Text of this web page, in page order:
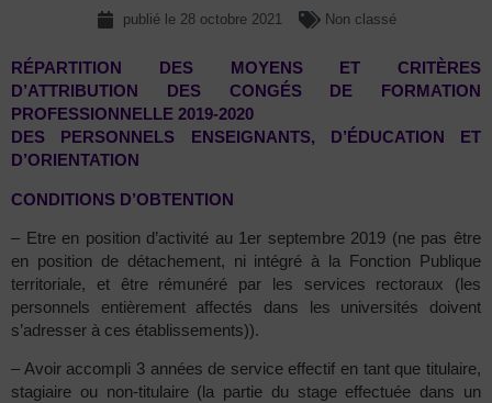
publié le 28 octobre 2021 Non classé
RÉPARTITION DES MOYENS ET CRITÈRES
D’ATTRIBUTION DES CONGÉS DE FORMATION
PROFESSIONNELLE 2019-2020
DES PERSONNELS ENSEIGNANTS, D’ÉDUCATION ET
D’ORIENTATION
CONDITIONS D’OBTENTION
– Etre en position d’activité au 1er septembre 2019 (ne pas être
en position de détachement, ni intégré à la Fonction Publique
territoriale, et être rémunéré par les services rectoraux (les
personnels entièrement affectés dans les universités doivent
s’adresser à ces établissements)).
– Avoir accompli 3 années de service effectif en tant que titulaire,
stagiaire ou non-titulaire (la partie du stage effectuée dans un